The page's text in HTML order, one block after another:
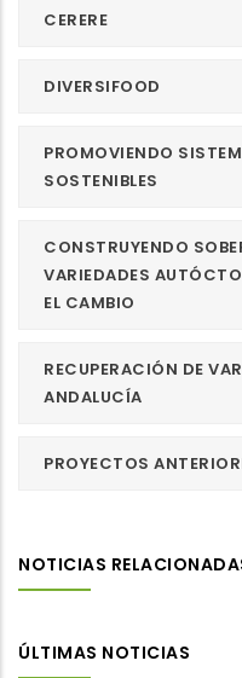
CERERE
DIVERSIFOOD
PROMOVIENDO
SOSTENIBLES
CONSTRUYENDO
VARIEDADES
EL CAMBIO
RECUPERACIÓN DE
ANDALUCÍA
PROYECTOS
NOTICIAS
ÚLTIMAS NOTICIAS